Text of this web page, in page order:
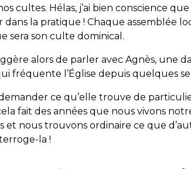
cultes. Hélas, j’ai bien conscience
dans la pratique ! Chaque assemblée
sera son culte dominical.
alors de parler avec Agnès, une
fréquente l’Église depuis quelques
ce qu’elle trouve de
fait des années que nous vivons
et nous trouvons ordinaire ce que
la !